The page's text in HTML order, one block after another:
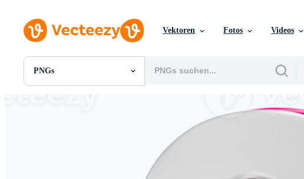
Vektoren Fotos Videos
PNGs
Alle Bilder